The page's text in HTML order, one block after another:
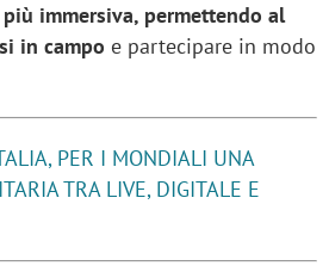
più immersiva, permettendo al
in campo e partecipare in modo
PER I MONDIALI UNA
TRA LIVE, DIGITALE E